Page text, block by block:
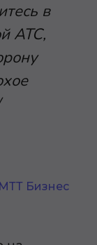
в
АТС,
Бизнес